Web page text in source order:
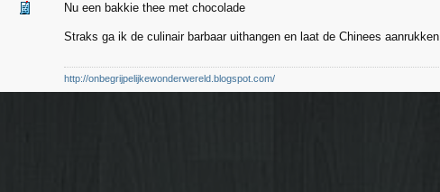
Nu een bakkie thee met chocolade
Straks ga ik de culinair barbaar uithangen en laat de Chinees aanrukken
http://onbegrijpelijkewonderwereld.blogspot.com/